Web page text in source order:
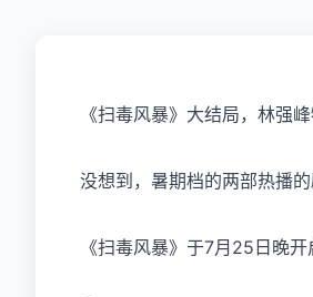
《扫毒风暴》大结局， 林强峰
没想到，暑期档的两部热播
《扫毒风暴》于7月25日晚